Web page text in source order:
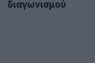
διαγωνισμού